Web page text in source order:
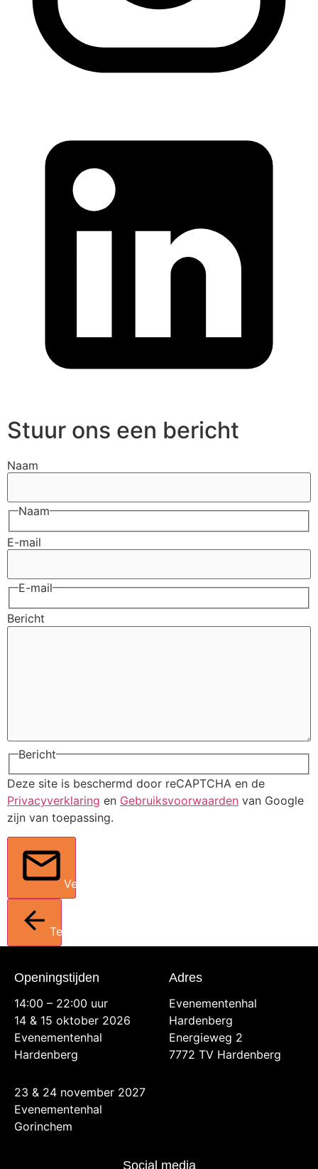
Stuur ons een bericht
Naam
Naam
E-mail
E-mail
Bericht
Bericht
Deze site is beschermd door reCAPTCHA en de
Privacyverklaring en Gebruiksvoorwaarden van Google
zijn van toepassing.
Verstuur
Terug
Openingstijden
14:00 – 22:00 uur
14 & 15 oktober 2026
Evenementenhal
Hardenberg
23 & 24 november 2027
Evenementenhal
Gorinchem
Adres
Evenementenhal
Hardenberg
Energieweg 2
7772 TV Hardenberg
Social media